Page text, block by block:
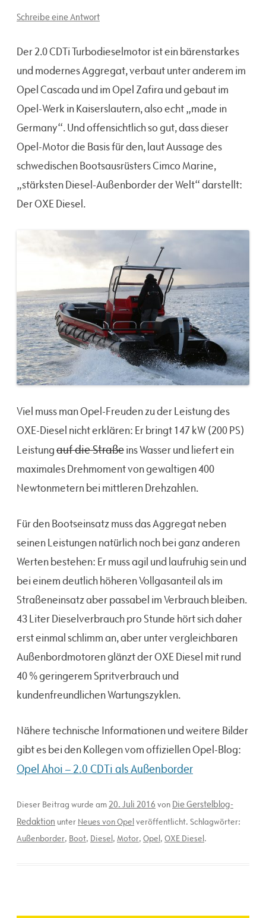
Schreibe eine Antwort
Der 2.0 CDTi Turbodieselmotor ist ein bärenstarkes
und modernes Aggregat, verbaut unter anderem im
Opel Cascada und im Opel Zafira und gebaut im
Opel-Werk in Kaiserslautern, also echt „made in
Germany“. Und offensichtlich so gut, dass dieser
Opel-Motor die Basis für den, laut Aussage des
schwedischen Bootsausrüsters Cimco Marine,
„stärksten Diesel-Außenborder der Welt“ darstellt:
Der OXE Diesel.
Viel muss man Opel-Freuden zu der Leistung des
OXE-Diesel nicht erklären: Er bringt 147 kW (200 PS)
Leistungauf die Straßeins Wasser und liefert ein
maximales Drehmoment von gewaltigen 400
Newtonmetern bei mittleren Drehzahlen.
Für den Bootseinsatz muss das Aggregat neben
seinen Leistungen natürlich noch bei ganz anderen
Werten bestehen: Er muss agil und laufruhig sein und
bei einem deutlich höheren Vollgasanteil als im
Straßeneinsatz aber passabel im Verbrauch bleiben.
43 Liter Dieselverbrauch pro Stunde hört sich daher
erst einmal schlimm an, aber unter vergleichbaren
Außenbordmotoren glänzt der OXE Diesel mit rund
40 % geringerem Spritverbrauch und
kundenfreundlichen Wartungszyklen.
Nähere technische Informationen und weitere Bilder
gibt es bei den Kollegen vom offiziellen Opel-Blog:
Opel Ahoi – 2.0 CDTi als Außenborder
Dieser Beitrag wurde am 20. Juli 2016 von Die Gerstelblog-
Redaktion unter Neues von Opelveröffentlicht. Schlagwörter:
Außenborder, Boot, Diesel, Motor, Opel, OXE Diesel.